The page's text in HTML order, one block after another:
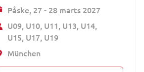
Påske, 27 - 28 marts 2027
U09 U10 U11 U13 U14
U15 U17 U19
München